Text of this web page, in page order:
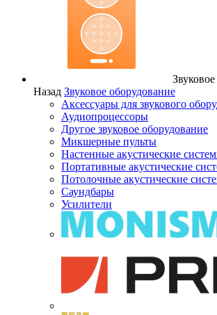
Назад Звуковое оборудование
Аксессуары для звукового
Аудиопроцессоры
Другое звуковое оборудование
Микшерные пульты
Настенные акустические
Портативные акустические
Потолочные акустические
Саундбары
Усилители